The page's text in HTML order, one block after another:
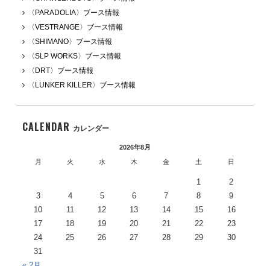
〈PARADOLIA〉ブース情報
〈VESTRANGE〉ブース情報
〈SHIMANO〉ブース情報
〈SLP WORKS〉ブース情報
〈DRT〉ブース情報
〈LUNKER KILLER〉ブース情報
CALENDAR カレンダー
2026年8月
月
火 水 木 金 土 日
1
2
3
4 5 6 7 8
9
10
11 12 13 14 15
16
17
18 19 20 21 22
23
24
25 26 27 28 29
30
31